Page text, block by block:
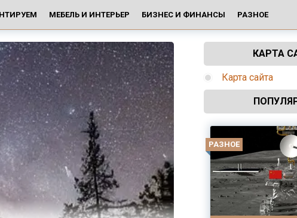
МЕБЕЛЬ И ИНТЕРЬЕР БИЗНЕС И ФИНАНСЫ РАЗНОЕ
КАРТА
Карта сайта
РАЗНОЕ